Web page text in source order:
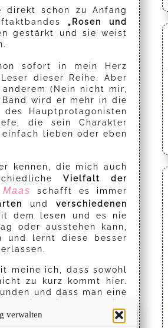
verwalten
direkt schon zu Anfang
„Rosen und
gestärkt und sie weist
sofort in mein Herz
dieser Reihe. Aber
(Nein nicht mir,
wird er mehr in die
des Hauptprotagonisten
die sein Charakter
lieben oder eben
kennen, die mich auch
Vielfalt der
schafft es immer
und verschiedenen
dem lesen und es nie
oder ausstehen kann,
und lernt diese besser
meine ich, dass sowohl
zu kurz kommt hier.
und dass man eine